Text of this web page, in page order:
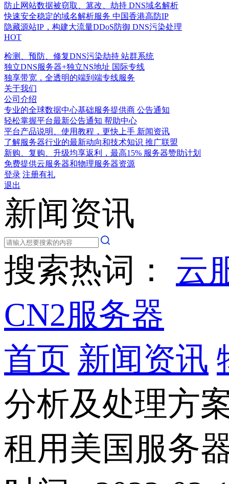
防止网站数据被窃取、篡改、劫持 DNS域名解析
快速安全稳定的域名解析服务 中国香港高防IP
隐藏源站IP，构建大流量DDoS防御 DNS污染处理
HOT
检测、预防、修复DNS污染劫持 站群系统
独立DNS服务器+独立NS地址 国际专线
独享带宽，全透明的端到端专线服务
关于我们
公司介绍
专业的全球数据中心基础服务提供商 公告通知
轻松掌握平台最新公告通知 帮助中心
平台产品说明、使用教程，更快上手 新闻资讯
了解服务器行业的最新动向和技术知识 推广联盟
新购、复购、升级均享返利，最高15% 服务器赞助计划
免费提供云服务器和物理服务器资源
登录 注册有礼
退出
新闻资讯
搜索热词： 云
CN2服务器
首页 新闻资讯
分析及处理方
租用美国服务